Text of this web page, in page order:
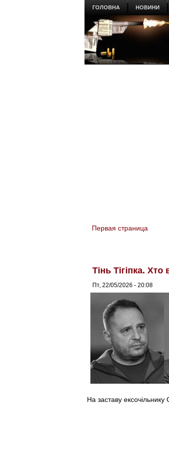
ГОЛОВНА НОВИНИ
You are here
Первая страница
Тінь Тігіпка.
Пт, 22/05/2026 - 20:08
На заставу ексочільнику